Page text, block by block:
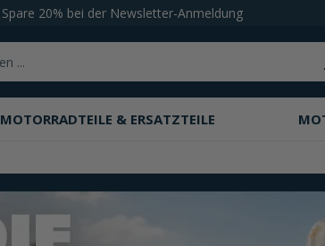
Spare 20% bei der Newsletter-Anmeldung
MOTORRADTEILE & ERSATZTEILE